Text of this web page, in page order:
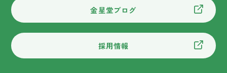
金星堂ブログ
採用情報